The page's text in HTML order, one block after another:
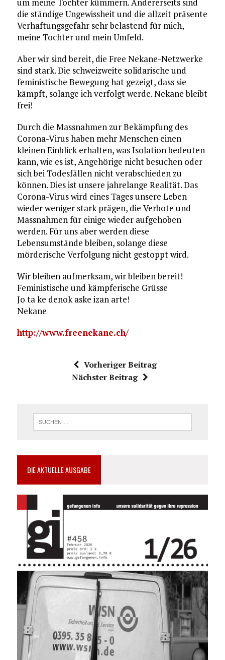
um meine Tochter kümmern. Andererseits sind
die ständige Ungewissheit und die allzeit präsente
Verhaftungsgefahr sehr belastend für mich,
meine Tochter und mein Umfeld.
Aber wir sind bereit, die Free Nekane-Netzwerke
sind stark. Die schweizweite solidarische und
feministische Bewegung hat gezeigt, dass sie
kämpft, solange ich verfolgt werde. Nekane bleibt
frei!
Durch die Massnahmen zur Bekämpfung des
Corona-Virus haben mehr Menschen einen
kleinen Einblick erhalten, was Isolation bedeuten
kann, wie es ist, Angehörige nicht besuchen oder
sich bei Todesfällen nicht verabschieden zu
können. Dies ist unsere jahrelange Realität. Das
Corona-Virus wird eines Tages unsere Leben
wieder weniger stark prägen, die Verbote und
Massnahmen für einige wieder aufgehoben
werden. Für uns aber werden diese
Lebensumstände bleiben, solange diese
mörderische Verfolgung nicht gestoppt wird.
Wir bleiben aufmerksam, wir bleiben bereit!
Feministische und kämpferische Grüsse
Jo ta ke denok aske izan arte!
Nekane
http://www.freenekane.ch/
Vorheriger Beitrag
Nächster Beitrag
DIE AKTUELLE AUSGABE